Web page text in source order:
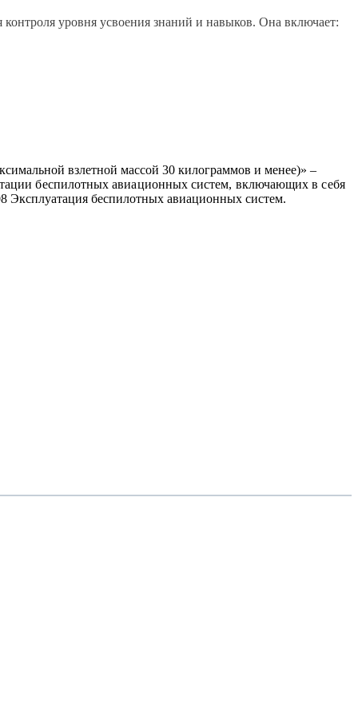
уровня усвоения знаний и навыков. Она включает:
взлетной массой 30 килограммов и менее)» –
беспилотных авиационных систем, включающих в себя
Эксплуатация беспилотных авиационных систем.